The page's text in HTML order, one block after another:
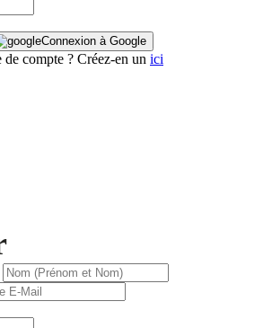
Connexion à Google
de compte ? Créez-en un ici